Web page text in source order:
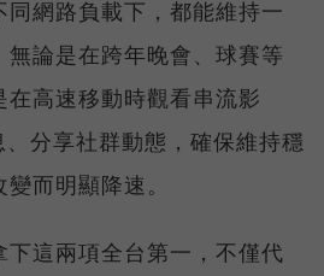
網路負載下，都能維持一
論是在跨年晚會、球賽等
在高速移動時觀看串流影
分享社群動態，確保維持穩
而明顯降速。
下這兩項全台第一，不僅代